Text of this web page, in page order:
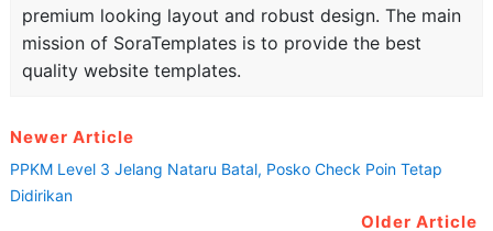
premium looking layout and robust design. The main
mission of SoraTemplates is to provide the best
quality website templates.
Newer Article
PPKM Level 3 Jelang Nataru Batal, Posko Check Poin Tetap
Didirikan
Older Article